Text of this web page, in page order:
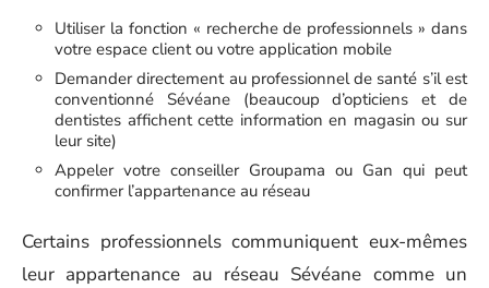
Utiliser la fonction « recherche de professionnels » dans
votre espace client ou votre application mobile
Demander directement au professionnel de santé s’il est
conventionné Sévéane (beaucoup d’opticiens et de
dentistes affichent cette information en magasin ou sur
leur site)
Appeler votre conseiller Groupama ou Gan qui peut
confirmer l’appartenance au réseau
Certains professionnels communiquent eux-mêmes
leur appartenance au réseau Sévéane comme un